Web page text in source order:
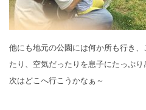
他にも地元の公園には何か所も行き
たり、空気だったりを息子にたっぷ
次はどこへ行こうかなぁ～